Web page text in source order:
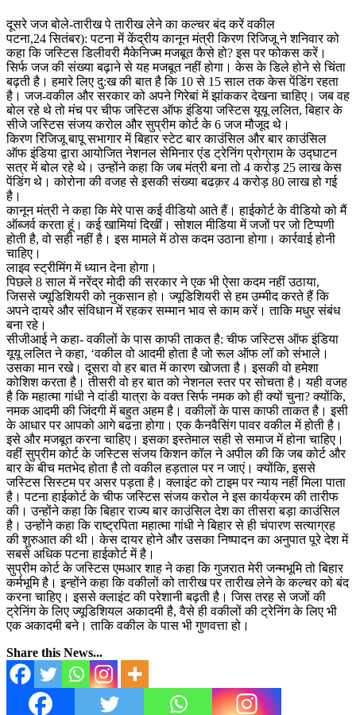
दूसरे जज बोले-तारीख पे तारीख लेने का कल्चर बंद करें वकील
पटना,24 सितंबर): पटना में केंद्रीय कानून मंत्री किरण रिजिजू ने शनिवार को
कहा कि जस्टिस डिलीवरी मैकेनिज्म मजबूत कैसे हो? इस पर फोकस करें।
सिर्फ जज की संख्या बढ़ाने से यह मजबूत नहीं होगा। केस के डिले होने से चिंता
बढ़ती है। हमारे लिए दु:ख की बात है कि 10 से 15 साल तक केस पेंडिंग रहता
है। जज-वकील और सरकार को अपने गिरेबां में झांककर देखना चाहिए। जब वह
बोल रहे थे तो मंच पर चीफ जस्टिस ऑफ इंडिया जस्टिस यूयू ललित, बिहार के
सीजे जस्टिस संजय करोल और सुप्रीम कोर्ट के 6 जज मौजूद थे।
किरण रिजिजू बापू सभागार में बिहार स्टेट बार काउंसिल और बार काउंसिल
ऑफ इंडिया द्वारा आयोजित नेशनल सेमिनार एंड ट्रेनिंग प्रोग्राम के उद्घाटन
सत्र में बोल रहे थे। उन्होंने कहा कि जब मंत्री बना तो 4 करोड़ 25 लाख केस
पेंडिंग थे। कोरोना की वजह से इसकी संख्या बढक़र 4 करोड़ 80 लाख हो गई
है।
कानून मंत्री ने कहा कि मेरे पास कई वीडियो आते हैं। हाईकोर्ट के वीडियो को मैं
ऑब्जर्व करता हूं। कई खामियां दिखीं। सोशल मीडिया में जजों पर जो टिप्पणी
होती है, वो सही नहीं है। इस मामले में ठोस कदम उठाना होगा। कार्रवाई होनी
चाहिए।
लाइव स्ट्रीमिंग में ध्यान देना होगा।
पिछले 8 साल में नरेंद्र मोदी की सरकार ने एक भी ऐसा कदम नहीं उठाया,
जिससे ज्यूडिशियरी को नुकसान हो। ज्यूडिशियरी से हम उम्मीद करते हैं कि
अपने दायरे और संविधान में रहकर सम्मान भाव से काम करें। ताकि मधुर संबंध
बना रहे।
सीजीआई ने कहा- वकीलों के पास काफी ताकत है: चीफ जस्टिस ऑफ इंडिया
यूयू ललित ने कहा, ‘वकील वो आदमी होता है जो रूल ऑफ लॉ को संभाले।
उसका मान रखे। दूसरा वो हर बात में कारण खोजता है। इसकी वो हमेशा
कोशिश करता है। तीसरी वो हर बात को नेशनल स्तर पर सोचता है। यही वजह
है कि महात्मा गांधी ने दांडी यात्रा के वक्त सिर्फ नमक को ही क्यों चुना? क्योंकि,
नमक आदमी की जिंदगी में बहुत अहम है। वकीलों के पास काफी ताकत है। इसी
के आधार पर आपको आगे बढऩा होगा। एक कैनवैसिंग पावर वकील में होती है।
इसे और मजबूत करना चाहिए। इसका इस्तेमाल सही से समाज में होना चाहिए।
वहीं सुप्रीम कोर्ट के जस्टिस संजय किशन कॉल ने अपील की कि जब कोर्ट और
बार के बीच मतभेद होता है तो वकील हड़ताल पर न जाएं। क्योंकि, इससे
जस्टिस सिस्टम पर असर पड़ता है। क्लाइंट को टाइम पर न्याय नहीं मिला पाता
है। पटना हाईकोर्ट के चीफ जस्टिस संजय करोल ने इस कार्यक्रम की तारीफ
की। उन्होंने कहा कि बिहार राज्य बार काउंसिल देश का तीसरा बड़ा काउंसिल
है। उन्होंने कहा कि राष्ट्रपिता महात्मा गांधी ने बिहार से ही चंपारण सत्याग्रह
की शुरुआत की थी। केस दायर होने और उसका निष्पादन का अनुपात पूरे देश में
सबसे अधिक पटना हाईकोर्ट में है।
सुप्रीम कोर्ट के जस्टिस एमआर शाह ने कहा कि गुजरात मेरी जन्मभूमि तो बिहार
कर्मभूमि है। इन्होंने कहा कि वकीलों को तारीख पर तारीख लेने के कल्चर को बंद
करना चाहिए। इससे क्लाइंट की परेशानी बढ़ती है। जिस तरह से जजों की
ट्रेनिंग के लिए ज्यूडिशियल अकादमी है, वैसे ही वकीलों की ट्रेनिंग के लिए भी
एक अकादमी बने। ताकि वकील के पास भी गुणवत्ता हो।
Share this News...